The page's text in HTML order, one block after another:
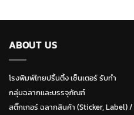
ABOUT US
โรงพิมพ์ไทยปริ้นติ้ง เซ็นเตอร์ รับทำ
กลุ่มฉลากและบรรจุภัณฑ์
สติ๊กเกอร์ ฉลากสินค้า (Sticker, Label)/